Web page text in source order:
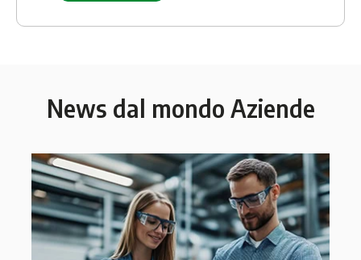
News dal mondo Aziende